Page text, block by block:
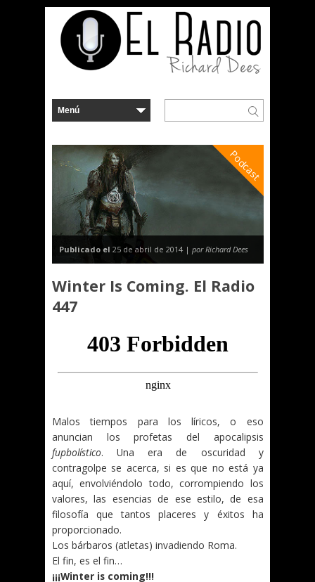
Podcast
Publicado el 25 de abril de 2014 | por Richard Dees
Winter Is Coming. El Radio
447
Malos tiempos para los líricos, o eso
anuncian los profetas del apocalipsis
fupbolístico. Una era de oscuridad y
contragolpe se acerca, si es que no está ya
aquí, envolviéndolo todo, corrompiendo los
valores, las esencias de ese estilo, de esa
filosofía que tantos placeres y éxitos ha
proporcionado.
Los bárbaros (atletas) invadiendo Roma.
El fin, es el fin…
¡¡¡Winter is coming!!!